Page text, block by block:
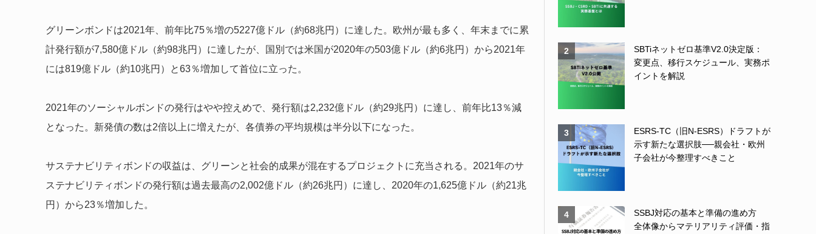
グリーンボンドは2021年、前年比75％増の5227億ドル（約68兆円）に達した。欧州が最も多く、年末までに累
計発行額が7,580億ドル（約98兆円）に達したが、国別では米国が2020年の503億ドル（約6兆円）から2021年
には819億ドル（約10兆円）と63％増加して首位に立った。
2021年のソーシャルボンドの発行はやや控えめで、発行額は2,232億ドル（約29兆円）に達し、前年比13％減
となった。新発債の数は2倍以上に増えたが、各債券の平均規模は半分以下になった。
サステナビリティボンドの収益は、グリーンと社会的成果が混在するプロジェクトに充当される。2021年のサ
ステナビリティボンドの発行額は過去最高の2,002億ドル（約26兆円）に達し、2020年の1,625億ドル（約21兆
円）から23％増加した。
2
SBTiネットゼロ基準V2.0決定版：
変更点、移行スケジュール、実務ポ
イントを解説
3
ESRS-TC（旧N-ESRS）ドラフトが
示す新たな選択肢──親会社・欧州
子会社が今整理すべきこと
4
SSBJ対応の基本と準備の進め方
全体像からマテリアリティ評価・指